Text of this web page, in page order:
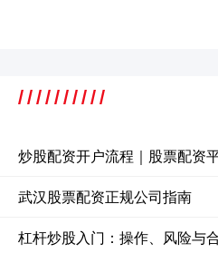
炒股配资开户流程｜股票配资
武汉股票配资正规公司指南
杠杆炒股入门：操作、风险与